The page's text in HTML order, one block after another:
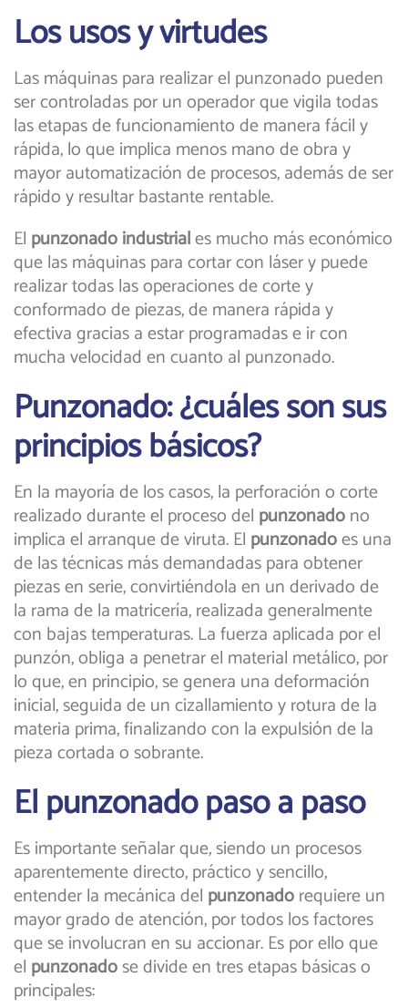
Los usos y virtudes
Las máquinas para realizar el punzonado pueden
ser controladas por un operador que vigila todas
las etapas de funcionamiento de manera fácil y
rápida, lo que implica menos mano de obra y
mayor automatización de procesos, además de ser
rápido y resultar bastante rentable.
El punzonado industriales mucho más económico
que las máquinas para cortar con láser y puede
realizar todas las operaciones de corte y
conformado de piezas, de manera rápida y
efectiva gracias a estar programadas e ir con
mucha velocidad en cuanto al punzonado.
Punzonado: ¿cuáles son sus
principios básicos?
En la mayoría de los casos, la perforación o corte
realizado durante el proceso del punzonadono
implica el arranque de viruta. El punzonadoes una
de las técnicas más demandadas para obtener
piezas en serie, convirtiéndola en un derivado de
la rama de la matricería, realizada generalmente
con bajas temperaturas. La fuerza aplicada por el
punzón, obliga a penetrar el material metálico, por
lo que, en principio, se genera una deformación
inicial, seguida de un cizallamiento y rotura de la
materia prima, finalizando con la expulsión de la
pieza cortada o sobrante.
El punzonado paso a paso
Es importante señalar que, siendo un procesos
aparentemente directo, práctico y sencillo,
entender la mecánica del punzonadorequiere un
mayor grado de atención, por todos los factores
que se involucran en su accionar. Es por ello que
el punzonadose divide en tres etapas básicas o
principales: